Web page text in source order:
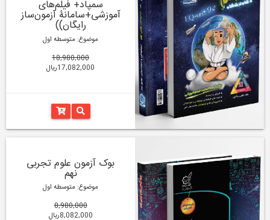
سمپاد+ فیلم‌های
آموزشی+سامانۀ آزمون‌ساز
رایگان))
موضوع: متوسطه اول
18,980,000
17,082,000ریال
بوک آزمون علوم تجربی
نهم
موضوع: متوسطه اول
8,980,000
8,082,000ریال